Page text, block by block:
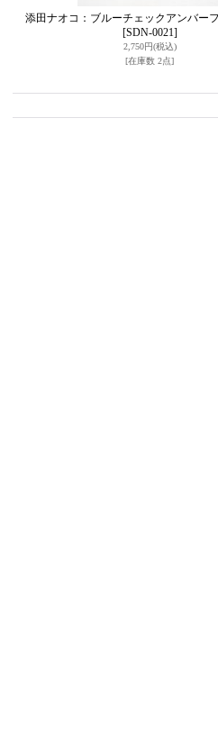
添田ナオコ：ブルーチェックアンバー
[SDN-0021]
2,750円(税込)
[在庫数 2点]